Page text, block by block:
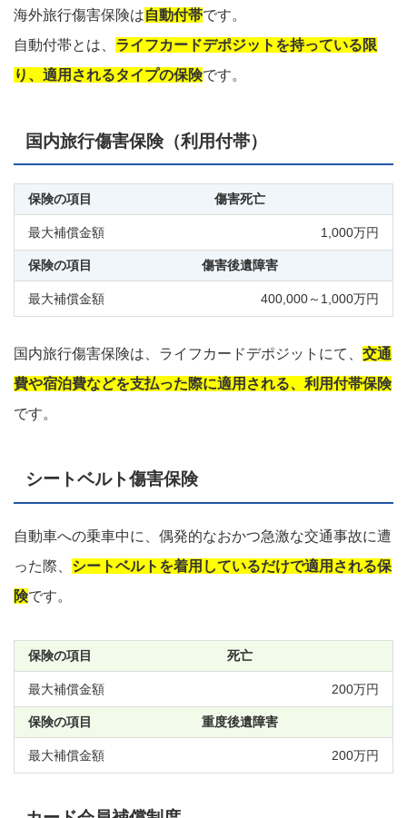
海外旅行傷害保険は自動付帯です。
自動付帯とは、 ライフカードデポジットを持っている限
り、適用されるタイプの保険です。
国内旅行傷害保険（利用付帯）
傷害死亡
1,000万円
傷害後遺障害
400,000～1,000万円
国内旅行傷害保険は、ライフカードデポジットにて、 交通
費や宿泊費などを支払った際に適用される、利用付帯保険
です。
シートベルト傷害保険
自動車への乗車中に、偶発的なおかつ急激な交通事故に遭
った際、 シートベルトを着用しているだけで適用される保
険です。
死亡
200万円
重度後遺障害
200万円